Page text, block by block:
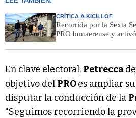
CRÍTICA A KICILLOF
Recorrida por la Sexta
PRO bonaerense y
En clave electoral, Petrecca
objetivo del PROes ampliar
disputar la conducción de la
"Seguimos recorriendo la